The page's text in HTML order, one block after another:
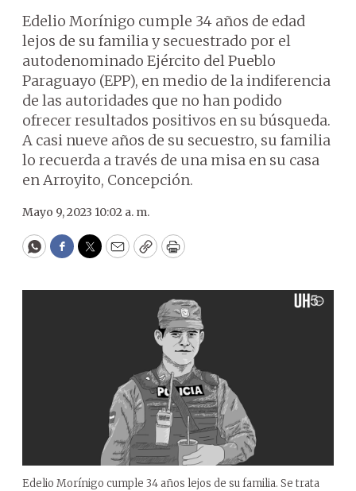
Edelio Morínigo cumple 34 años de edad
lejos de su familia y secuestrado por el
autodenominado Ejército del Pueblo
Paraguayo (EPP), en medio de la indiferencia
de las autoridades que no han podido
ofrecer resultados positivos en su búsqueda.
A casi nueve años de su secuestro, su familia
lo recuerda a través de una misa en su casa
en Arroyito, Concepción.
Mayo 9, 2023 10:02 a. m.
WhatsApp
Facebook
Twitter
EmailCopyPrint
Edelio Morínigo cumple 34 años lejos de su familia. Se trata